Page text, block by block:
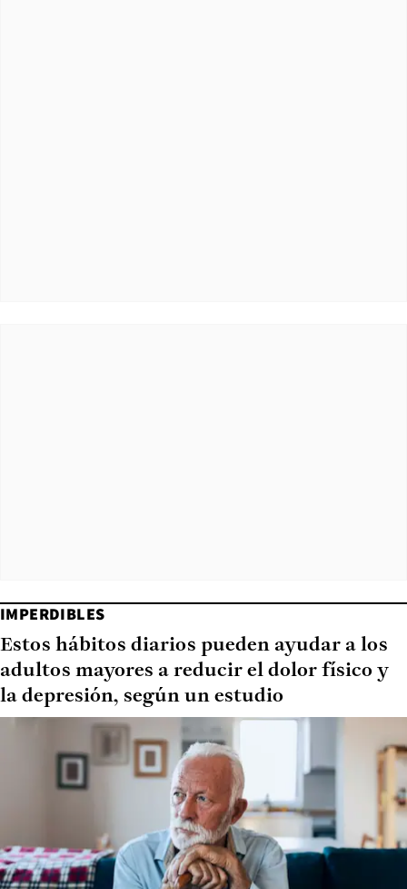
IMPERDIBLES
Estos hábitos diarios pueden ayudar a los
adultos mayores a reducir el dolor físico y
la depresión, según un estudio